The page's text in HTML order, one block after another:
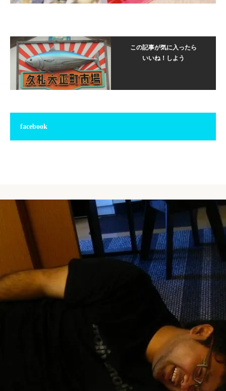
この記事が気に入ったら
いいね！しよう
facebook